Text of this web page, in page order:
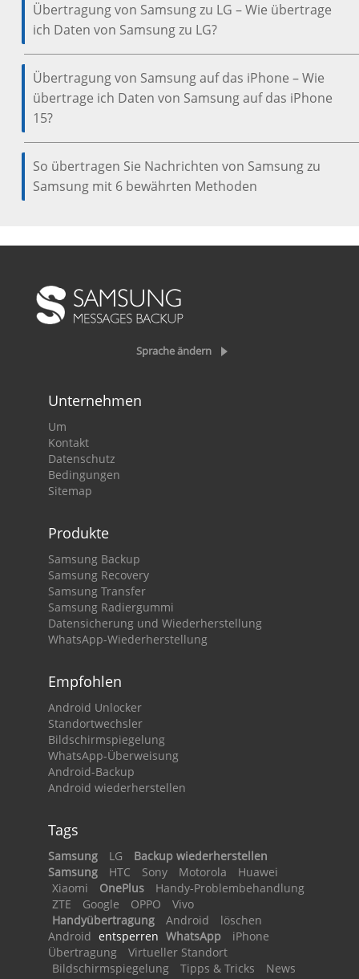
Übertragung von Samsung zu LG – Wie übertrage
ich Daten von Samsung zu LG?
Übertragung von Samsung auf das iPhone – Wie
übertrage ich Daten von Samsung auf das iPhone
15?
So übertragen Sie Nachrichten von Samsung zu
Samsung mit 6 bewährten Methoden
Sprache ändern
Unternehmen
Um
Kontakt
Datenschutz
Bedingungen
Sitemap
Produkte
Samsung Backup
Samsung Recovery
Samsung Transfer
Samsung Radiergummi
Datensicherung und Wiederherstellung
WhatsApp-Wiederherstellung
Empfohlen
Android Unlocker
Standortwechsler
Bildschirmspiegelung
WhatsApp-Überweisung
Android-Backup
Android wiederherstellen
Tags
Samsung LG
Backup wiederherstellen
Samsung
HTC Sony Motorola
Huawei
Xiaomi
OnePlus
Handy-Problembehandlung
ZTE
Google OPPO
Vivo
Handyübertragung
Android
löschen
Android entsperren WhatsApp
iPhone
Übertragung
Virtueller Standort
Bildschirmspiegelung
Tipps & Tricks News